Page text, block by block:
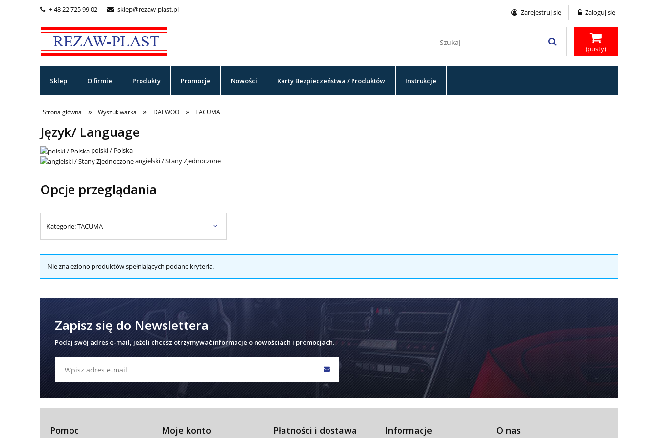
 + 48 22 725 99 02  sklep@rezaw-plast.pl Zarejestruj się Zaloguj się
(pusty)
Sklep O firmie Produkty Promocje Nowości Karty Bezpieczeństwa / Produktów Instrukcje
Strona główna » Wyszukiwarka » DAEWOO » TACUMA
Język/ Language
polski / Polska
angielski / Stany Zjednoczone
Opcje przeglądania
Kategorie: TACUMA
Nie znaleziono produktów spełniających podane kryteria.
Zapisz się do Newslettera
Podaj swój adres e-mail, jeżeli chcesz otrzymywać informacje o nowościach i promocjach.
Pomoc Moje konto Płatności i dostawa Informacje O nas